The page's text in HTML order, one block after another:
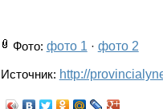
Фото: фото 1 · фото 2
Источник: http://